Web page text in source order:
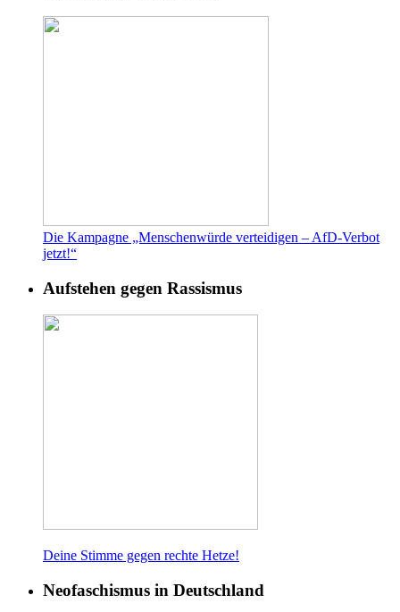
Die Kampagne „Menschenwürde verteidigen – AfD-Verbot
jetzt!“
Aufstehen gegen Rassismus
Deine Stimme gegen rechte Hetze!
Neofaschismus in Deutschland